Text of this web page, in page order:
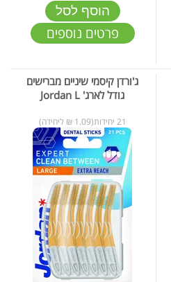
הוסף לסל
פרטים נוספים
ג'ורדן קיסמי שיניים מברישים
גודל לארג' Jordan L
21 יחידות(1.09 ₪ ליחידה)